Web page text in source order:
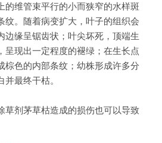
的维管束平行的小而狭窄的水样斑
纹。随着病变扩大，叶子的组织会
边缘呈锯齿状；叶尖坏死，顶端生
呈现出一定程度的褪绿；在生长点
棕色的内部条纹；幼株形成许多分
最终干枯。
草剂茅草枯造成的损伤也可以导致